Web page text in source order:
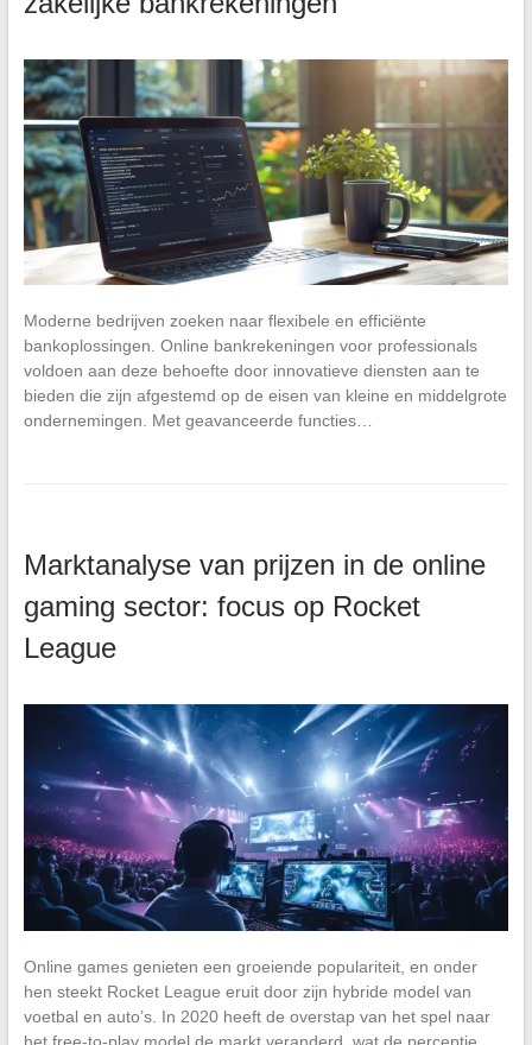
Moderne bedrijven zoeken naar flexibele en efficiënte
bankoplossingen. Online bankrekeningen voor professionals
voldoen aan deze behoefte door innovatieve diensten aan te
bieden die zijn afgestemd op de eisen van kleine en middelgrote
ondernemingen. Met geavanceerde functies…
Marktanalyse van prijzen in de online
gaming sector: focus op Rocket
League
Online games genieten een groeiende populariteit, en onder
hen steekt Rocket League eruit door zijn hybride model van
voetbal en auto’s. In 2020 heeft de overstap van het spel naar